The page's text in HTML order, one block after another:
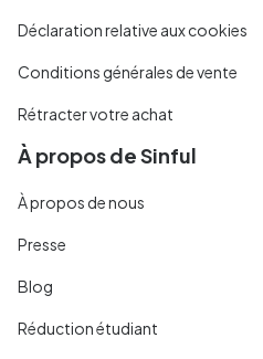
Déclaration relative aux cookies
Conditions générales de vente
Rétracter votre achat
À propos de Sinful
À propos de nous
Presse
Blog
Réduction étudiant